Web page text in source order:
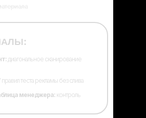
диагональное сканирование
правил теста рекламы без слива
менеджера: контроль